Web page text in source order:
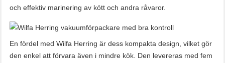
och effektiv marinering av kött och andra råvaror.
En fördel med Wilfa Herring är dess kompakta design, vilket gör
den enkel att förvara även i mindre kök. Den levereras med fem